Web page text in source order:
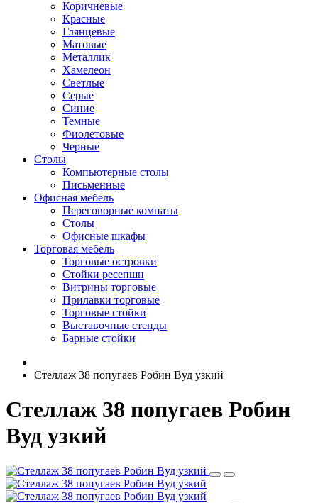
Коричневые
Красные
Глянцевые
Матовые
Металлик
Хамелеон
Светлые
Серые
Синие
Темные
Фиолетовые
Черные
Столы
Компьютерные столы
Письменные
Офисная мебель
Переговорные комнаты
Столы
Офисные шкафы
Торговая мебель
Торговые островки
Стойки ресепшн
Витрины торговые
Прилавки торговые
Торговые стойки
Выставочные стенды
Барные стойки
Стеллаж 38 попугаев Робин Вуд узкий
Стеллаж 38 попугаев Робин
Вуд узкий